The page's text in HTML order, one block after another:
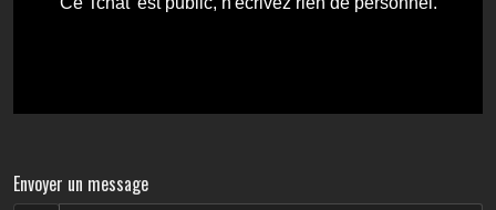
Envoyer un message